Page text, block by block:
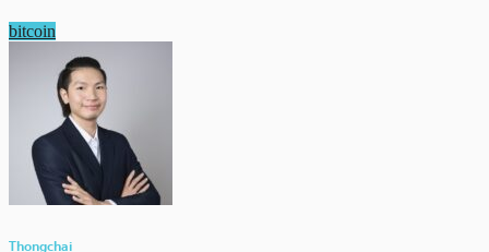
bitcoin
Thongchai